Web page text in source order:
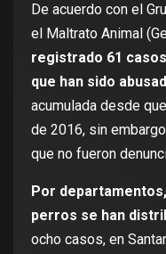
De acuerdo con el
el Maltrato Animal
registrado 61
que han sido
acumulada desde
de 2016, sin
que no fueron
Por
perros se han
ocho casos, en